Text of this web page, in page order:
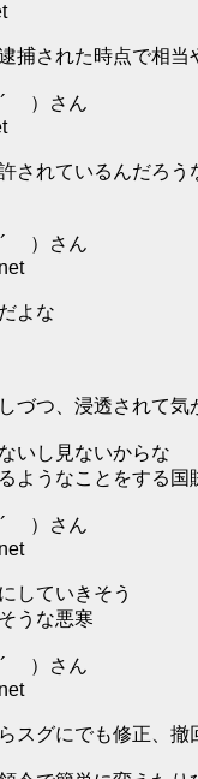
捕された時点で相当
´ ）さん
されているんだろう
´ ）さん
よな
づつ、浸透され
いし見ないからな
ようなことをする国
´ ）さん
していきそう
うな悪寒
´ ）さん
スグにでも修正、撤